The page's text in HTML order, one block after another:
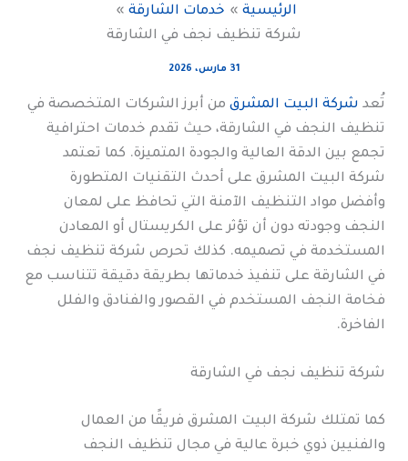
الرئيسية
خدمات الشارقة
شركة تنظيف نجف في الشارقة
31 مارس، 2026
تُعد شركة البيت المشرق من أبرز الشركات المتخصصة في
تنظيف النجف في الشارقة، حيث تقدم خدمات احترافية
تجمع بين الدقة العالية والجودة المتميزة. كما تعتمد
شركة البيت المشرق على أحدث التقنيات المتطورة
وأفضل مواد التنظيف الآمنة التي تحافظ على لمعان
النجف وجودته دون أن تؤثر على الكريستال أو المعادن
المستخدمة في تصميمه. كذلك تحرص شركة تنظيف نجف
في الشارقة على تنفيذ خدماتها بطريقة دقيقة تتناسب مع
فخامة النجف المستخدم في القصور والفنادق والفلل
الفاخرة.
شركة تنظيف نجف في الشارقة
كما تمتلك شركة البيت المشرق فريقًا من العمال
والفنيين ذوي خبرة عالية في مجال تنظيف النجف